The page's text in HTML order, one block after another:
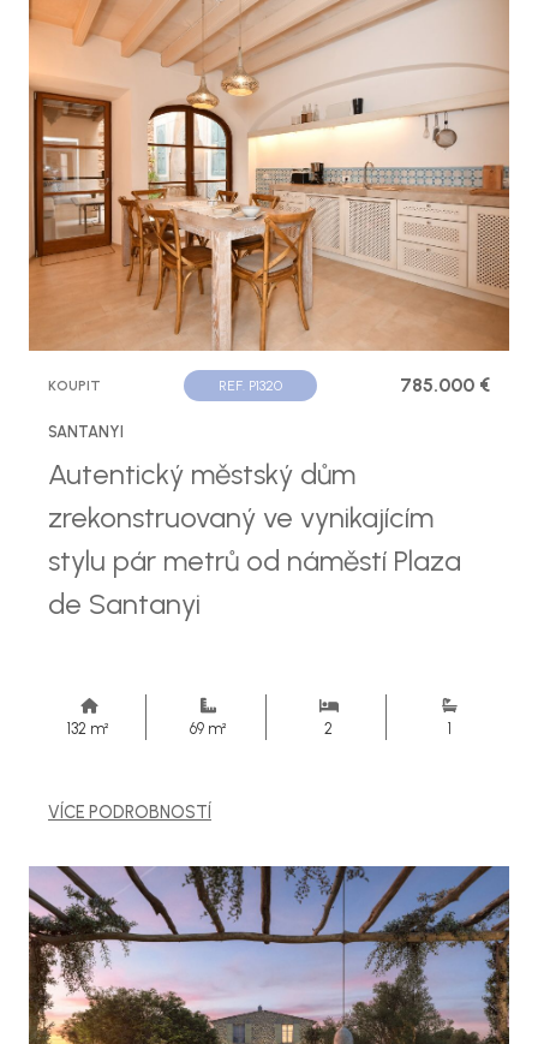
KOUPIT REF. P1320 785.000 €
SANTANYI
Autentický městský dům
zrekonstruovaný ve vynikajícím
stylu pár metrů od náměstí Plaza
de Santanyi
132 m² 69 m² 2 1
VÍCE PODROBNOSTÍ